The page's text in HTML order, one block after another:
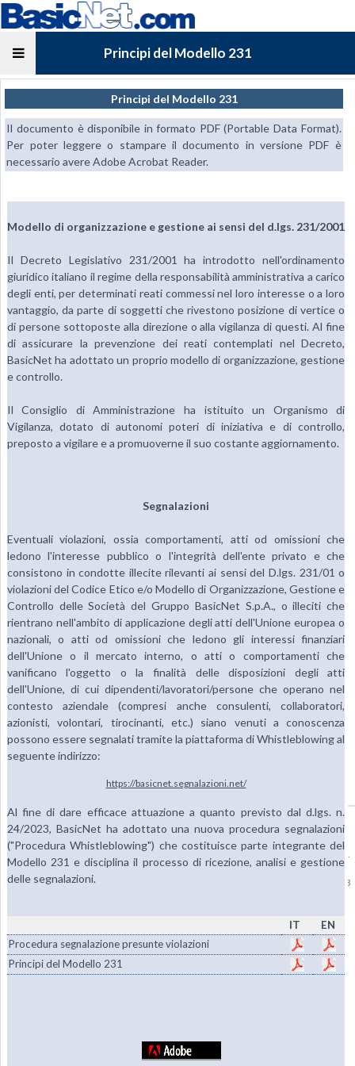
Principi del Modello 231
Principi del Modello 231
Il documento è disponibile in formato PDF (Portable Data Format).
Per poter leggere o stampare il documento in versione PDF è
necessario avere Adobe Acrobat Reader.
Modello di organizzazione e gestione ai sensi del d.lgs. 231/2001
Il Decreto Legislativo 231/2001 ha introdotto nell'ordinamento
giuridico italiano il regime della responsabilità amministrativa a carico
degli enti, per determinati reati commessi nel loro interesse o a loro
vantaggio, da parte di soggetti che rivestono posizione di vertice o
di persone sottoposte alla direzione o alla vigilanza di questi. Al fine
di assicurare la prevenzione dei reati contemplati nel Decreto,
BasicNet ha adottato un proprio modello di organizzazione, gestione
e controllo.
Il Consiglio di Amministrazione ha istituito un Organismo di
Vigilanza, dotato di autonomi poteri di iniziativa e di controllo,
preposto a vigilare e a promuoverne il suo costante aggiornamento.
Segnalazioni
Eventuali violazioni, ossia comportamenti, atti od omissioni che
ledono l'interesse pubblico o l'integrità dell'ente privato e che
consistono in condotte illecite rilevanti ai sensi del D.lgs. 231/01 o
violazioni del Codice Etico e/o Modello di Organizzazione, Gestione e
Controllo delle Società del Gruppo BasicNet S.p.A., o illeciti che
rientrano nell'ambito di applicazione degli atti dell'Unione europea o
nazionali, o atti od omissioni che ledono gli interessi finanziari
dell'Unione o il mercato interno, o atti o comportamenti che
vanificano l'oggetto o la finalità delle disposizioni degli atti
dell'Unione, di cui dipendenti/lavoratori/persone che operano nel
contesto aziendale (compresi anche consulenti, collaboratori,
azionisti, volontari, tirocinanti, etc.) siano venuti a conoscenza
possono essere segnalati tramite la piattaforma di Whistleblowing al
seguente indirizzo:
https://basicnet.segnalazioni.net/
Al fine di dare efficace attuazione a quanto previsto dal d.lgs. n.
24/2023, BasicNet ha adottato una nuova procedura segnalazioni
("Procedura Whistleblowing") che costituisce parte integrante del
Modello 231 e disciplina il processo di ricezione, analisi e gestione
delle segnalazioni.
IT
EN
Procedura segnalazione presunte violazioni
Principi del Modello 231
Copyright © 1985-2026BasicNet S.p.A. - P.I. 04413650013 - All Rights Reserved
|Dati Societari - Privacy
Per la diffusione e lo stoccaggio delle Informazioni Regolamentate, BasicNet S.p.A.
ha scelto di avvalersi del sistema 1INFO,www.1info.it, gestito da Computershare
S.p.A. avente sede in Milano, via Lorenzo Mascheroni 19 e autorizzato da CONSOB